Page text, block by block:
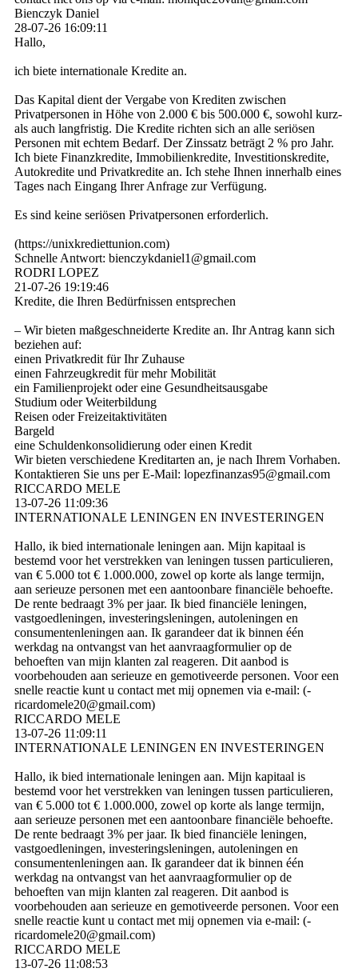
Bienczyk Daniel
28-07-26 16:09:11
Hallo,
ich biete internationale Kredite an.
Das Kapital dient der Vergabe von Krediten zwischen
Privatpersonen in Höhe von 2.000 € bis 500.000 €, sowohl kurz-
als auch langfristig. Die Kredite richten sich an alle seriösen
Personen mit echtem Bedarf. Der Zinssatz beträgt 2 % pro Jahr.
Ich biete Finanzkredite, Immobilienkredite, Investitionskredite,
Autokredite und Privatkredite an. Ich stehe Ihnen innerhalb eines
Tages nach Eingang Ihrer Anfrage zur Verfügung.
Es sind keine seriösen Privatpersonen erforderlich.
(­https:­//­unixkrediettunion.­com)­
Schnelle Antwort: bienczykdaniel1@­gmail.­com
RODRI LOPEZ
21-07-26 19:19:46
Kredite, die Ihren Bedürfnissen entsprechen
– Wir bieten maßgeschneiderte Kredite an. Ihr Antrag kann sich
beziehen auf:
einen Privatkredit für Ihr Zuhause
einen Fahrzeugkredit für mehr Mobilität
ein Familienprojekt oder eine Gesundheitsausgabe
Studium oder Weiterbildung
Reisen oder Freizeitaktivitäten
Bargeld
eine Schuldenkonsolidierung oder einen Kredit
Wir bieten verschiedene Kreditarten an, je nach Ihrem Vorhaben.
Kontaktieren Sie uns per E-Mail: lopezfinanzas95@­gmail.­com
RICCARDO MELE
13-07-26 11:09:36
INTERNATIONALE LENINGEN EN INVESTERINGEN
Hallo, ik bied internationale leningen aan. Mijn kapitaal is
bestemd voor het verstrekken van leningen tussen particulieren,
van € 5.000 tot € 1.000.000, zowel op korte als lange termijn,
aan serieuze personen met een aantoonbare financiële behoefte.
De rente bedraagt ​​3% per jaar. Ik bied financiële leningen,
vastgoedleningen, investeringsleningen, autoleningen en
consumentenleningen aan. Ik garandeer dat ik binnen één
werkdag na ontvangst van het aanvraagformulier op de
behoeften van mijn klanten zal reageren. Dit aanbod is
voorbehouden aan serieuze en gemotiveerde personen. Voor een
snelle reactie kunt u contact met mij opnemen via e-mail: (­
ricardomele20@­gmail.­com)­
RICCARDO MELE
13-07-26 11:09:11
INTERNATIONALE LENINGEN EN INVESTERINGEN
Hallo, ik bied internationale leningen aan. Mijn kapitaal is
bestemd voor het verstrekken van leningen tussen particulieren,
van € 5.000 tot € 1.000.000, zowel op korte als lange termijn,
aan serieuze personen met een aantoonbare financiële behoefte.
De rente bedraagt ​​3% per jaar. Ik bied financiële leningen,
vastgoedleningen, investeringsleningen, autoleningen en
consumentenleningen aan. Ik garandeer dat ik binnen één
werkdag na ontvangst van het aanvraagformulier op de
behoeften van mijn klanten zal reageren. Dit aanbod is
voorbehouden aan serieuze en gemotiveerde personen. Voor een
snelle reactie kunt u contact met mij opnemen via e-mail: (­
ricardomele20@­gmail.­com)­
RICCARDO MELE
13-07-26 11:08:53